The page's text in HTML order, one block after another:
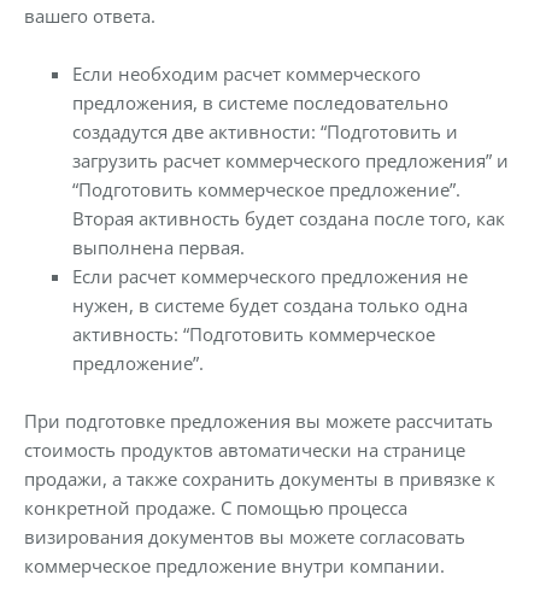
вашего ответа.
Если необходим расчет коммерческого
предложения, в системе последовательно
создадутся две активности: “Подготовить и
загрузить расчет коммерческого предложения” и
“Подготовить коммерческое предложение”.
Вторая активность будет создана после того, как
выполнена первая.
Если расчет коммерческого предложения не
нужен, в системе будет создана только одна
активность: “Подготовить коммерческое
предложение”.
При подготовке предложения вы можете рассчитать
стоимость продуктов автоматически на странице
продажи, а также сохранить документы в привязке к
конкретной продаже. С помощью процесса
визирования документов вы можете согласовать
коммерческое предложение внутри компании.